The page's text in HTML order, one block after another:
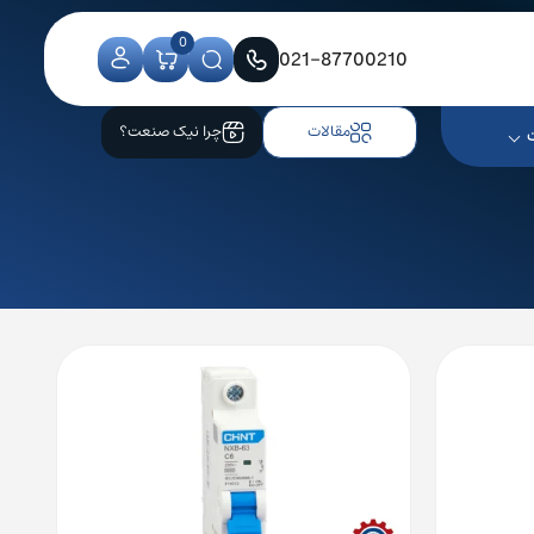
021-87700210
0
کلید اتوماتیک هیوندای
مقالات چرا نیک صنعت؟